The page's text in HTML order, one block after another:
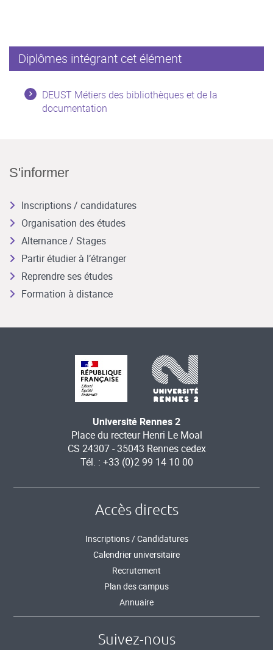
Diplômes intégrant cet élément
DEUST Métiers des bibliothèques et de la
documentation
S'informer
Inscriptions / candidatures
Organisation des études
Alternance / Stages
Partir étudier à l’étranger
Reprendre ses études
Formation à distance
Université Rennes 2
Place du recteur Henri Le Moal
CS 24307 - 35043 Rennes cedex
Tél. : +33 (0)2 99 14 10 00
Accès directs
Inscriptions / Candidatures
Calendrier universitaire
Recrutement
Plan des campus
Annuaire
Suivez-nous